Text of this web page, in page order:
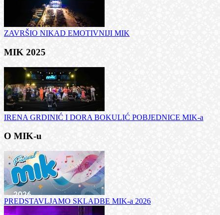
ZAVRŠIO NIKAD EMOTIVNIJI MIK
MIK 2025
IRENA GRDINIĆ I DORA BOKULIĆ POBJEDNICE MIK-a
O MIK-u
PREDSTAVLJAMO SKLADBE MIK-a 2026